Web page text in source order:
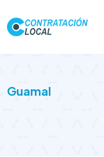
Guamal